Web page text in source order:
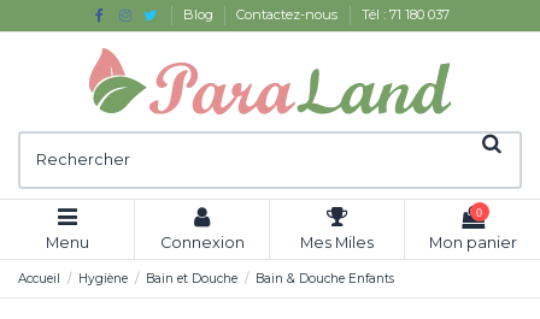
Blog Contactez-nous Tél : 71 180 037
Menu Connexion Mes Miles
0
Mon panier
Accueil Hygiène Bain et Douche Bain & Douche Enfants